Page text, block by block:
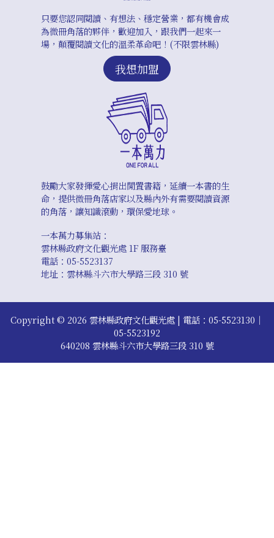
只要您認同閱讀、有想法、穩定營業，都有機會成
為微冊角落的夥伴，歡迎加入，跟我們一起來一
場，顛覆閱讀文化的溫柔革命吧！(不限雲林縣)
我想加盟
鼓勵大家發揮愛心捐出閒置書籍，延續一本書的生
命，提供微冊角落店家以及縣內外有需要閱讀資源
的角落，讓知識滾動，環保愛地球。
一本萬力募集站：
雲林縣政府文化觀光處 1F 服務臺
電話：05-5523137
地址：雲林縣斗六市大學路三段 310 號
Copyright © 2026 雲林縣政府文化觀光處 | 電話： 05-5523130 ｜
05-5523192
640208 雲林縣斗六市大學路三段 310 號